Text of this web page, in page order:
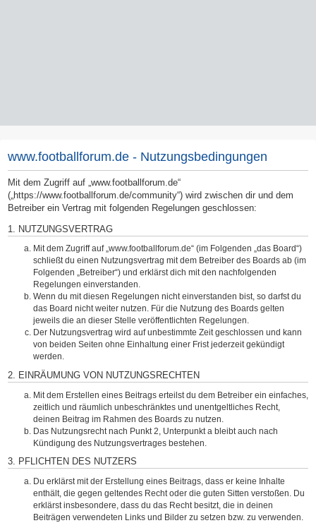
www.footballforum.de - Nutzungsbedingungen
Mit dem Zugriff auf „www.footballforum.de“
(„https://www.footballforum.de/community“) wird zwischen dir und dem
Betreiber ein Vertrag mit folgenden Regelungen geschlossen:
1. NUTZUNGSVERTRAG
Mit dem Zugriff auf „www.footballforum.de“ (im Folgenden „das Board“)
schließt du einen Nutzungsvertrag mit dem Betreiber des Boards ab (im
Folgenden „Betreiber“) und erklärst dich mit den nachfolgenden
Regelungen einverstanden.
Wenn du mit diesen Regelungen nicht einverstanden bist, so darfst du
das Board nicht weiter nutzen. Für die Nutzung des Boards gelten
jeweils die an dieser Stelle veröffentlichten Regelungen.
Der Nutzungsvertrag wird auf unbestimmte Zeit geschlossen und kann
von beiden Seiten ohne Einhaltung einer Frist jederzeit gekündigt
werden.
2. EINRÄUMUNG VON NUTZUNGSRECHTEN
Mit dem Erstellen eines Beitrags erteilst du dem Betreiber ein einfaches,
zeitlich und räumlich unbeschränktes und unentgeltliches Recht,
deinen Beitrag im Rahmen des Boards zu nutzen.
Das Nutzungsrecht nach Punkt 2, Unterpunkt a bleibt auch nach
Kündigung des Nutzungsvertrages bestehen.
3. PFLICHTEN DES NUTZERS
Du erklärst mit der Erstellung eines Beitrags, dass er keine Inhalte
enthält, die gegen geltendes Recht oder die guten Sitten verstoßen. Du
erklärst insbesondere, dass du das Recht besitzt, die in deinen
Beiträgen verwendeten Links und Bilder zu setzen bzw. zu verwenden.